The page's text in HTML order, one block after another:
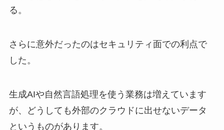
る。
さらに意外だったのはセキュリティ面での利点で
した。
生成AIや自然言語処理を使う業務は増えています
が、どうしても外部のクラウドに出せないデータ
というものがあります。